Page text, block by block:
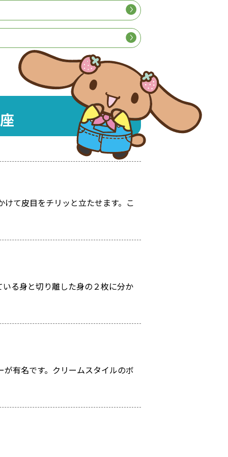
て皮目をチリッと立たせます。こ
る身と切り離した身の２枚に分か
有名です。クリームスタイルのボ